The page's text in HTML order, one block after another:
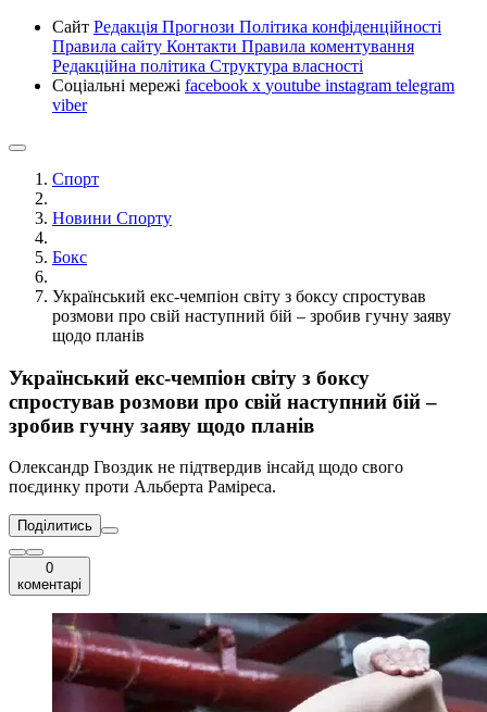
Сайт Редакція Прогнози Політика конфіденційності
Правила сайту Контакти Правила коментування
Редакційна політика Структура власності
Соціальні мережі facebook x youtube instagram telegram
viber
Спорт
Новини Спорту
Бокс
Український екс-чемпіон світу з боксу спростував
розмови про свій наступний бій – зробив гучну заяву
щодо планів
Український екс-чемпіон світу з боксу
спростував розмови про свій наступний бій –
зробив гучну заяву щодо планів
Олександр Гвоздик не підтвердив інсайд щодо свого
поєдинку проти Альберта Раміреса.
Поділитись
0
коментарі